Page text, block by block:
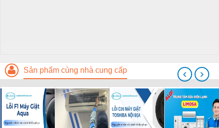
Sản phẩm cùng nhà cung cấp ‹ ›